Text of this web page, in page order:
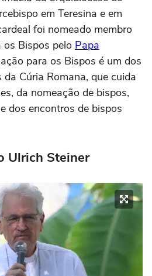
em Teresina e em
foi nomeado membro
Bispos pelo Papa
para os Bispos é um dos
Cúria Romana, que cuida
da nomeação de bispos,
e dos encontros de bispos
Ulrich Steiner